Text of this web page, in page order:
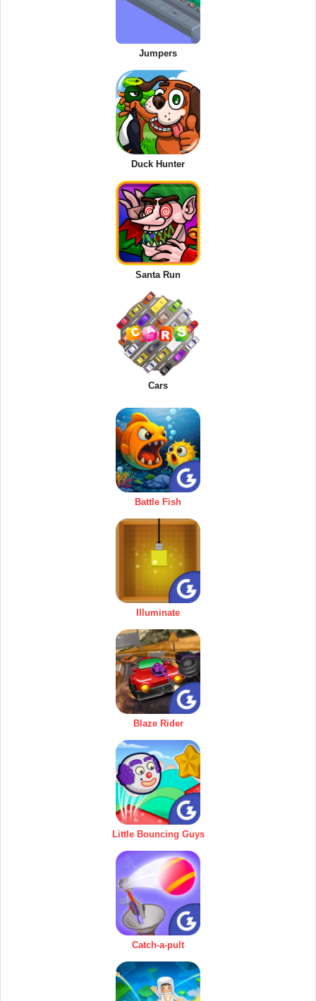
Jumpers
Duck Hunter
Santa Run
Cars
Battle Fish
Illuminate
Blaze Rider
Little Bouncing Guys
Catch-a-pult